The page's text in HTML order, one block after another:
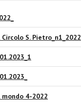
S. Pietro_n1_2022
4-2022